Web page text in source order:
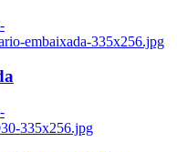
embaixada-335x256.jpg
335x256.jpg